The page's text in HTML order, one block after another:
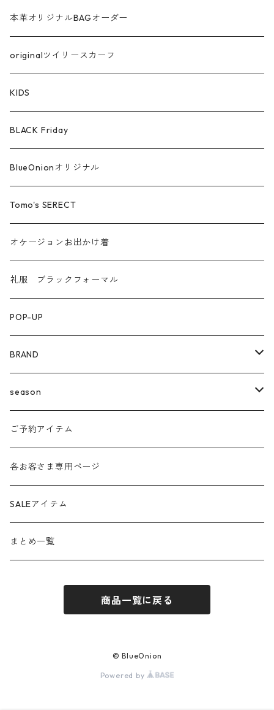
サテン
綿ローン
シルケットコットン
ファー ムートン
汗染み防止
本革オリジナルBAGオーダー
originalツイリースカーフ
KIDS
BLACK Friday
BlueOnionオリジナル
Tomo's SERECT
オケージョンお出かけ着
礼服 ブラックフォーマル
POP-UP
BRAND
agnost
amo
anana
ante aciem
any
blanco / uncleDaves
season
24ss
24aw
25ss
25aw
ご予約アイテム
各お客さま専用ページ
SALEアイテム
まとめ一覧
商品一覧に戻る
© BlueOnion
Powered by